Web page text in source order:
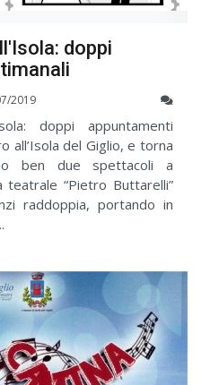
doppi
2019
doppi appuntamenti
all’Isola del Giglio, e torna
ben due spettacoli a
teatrale “Pietro Buttarelli”
raddoppia, portando in